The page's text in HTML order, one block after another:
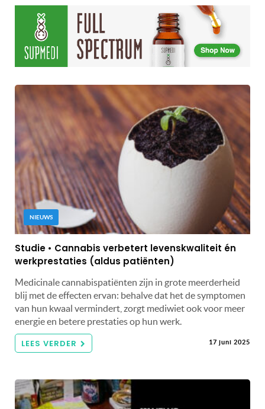
NIEUWS
Studie • Cannabis verbetert levenskwaliteit én
werkprestaties (aldus patiënten)
Medicinale cannabispatiënten zijn in grote meerderheid
blij met de effecten ervan: behalve dat het de symptomen
van hun kwaal vermindert, zorgt mediwiet ook voor meer
energie en betere prestaties op hun werk.
LEES VERDER 17 juni 2025